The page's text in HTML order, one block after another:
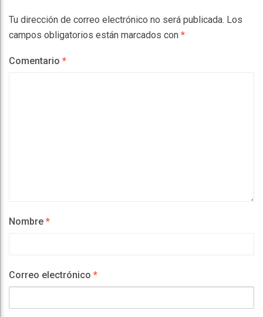
Tu dirección de correo electrónico no será publicada. Los
campos obligatorios están marcados con *
Comentario *
Nombre *
Correo electrónico *